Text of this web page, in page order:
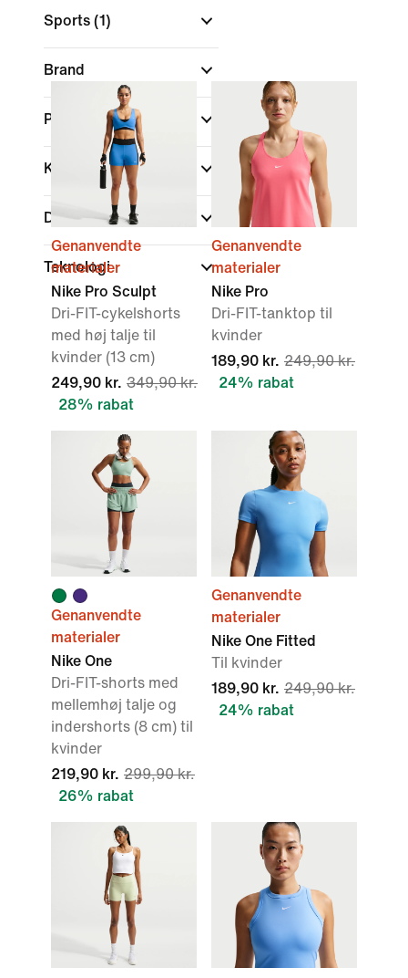
Sports (1)
Brand
Pasform
Kollektioner
Detaljer
Teknologi
Genanvendte
materialer
Nike Pro Sculpt
Dri-FIT-cykelshorts
med høj talje til
kvinder (13 cm)
249,90 kr. 349,90 kr.
28% rabat
Genanvendte
materialer
Nike Pro
Dri-FIT-tanktop til
kvinder
189,90 kr. 249,90 kr.
24% rabat
Genanvendte
materialer
Nike One
Dri-FIT-shorts med
mellemhøj talje og
indershorts (8 cm) til
kvinder
219,90 kr. 299,90 kr.
26% rabat
Genanvendte
materialer
Nike One Fitted
Til kvinder
189,90 kr. 249,90 kr.
24% rabat